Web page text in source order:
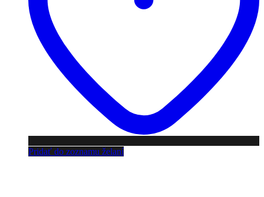
Pridať do zoznamu želaní